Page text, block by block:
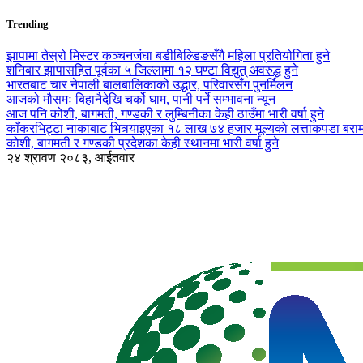
Trending
झापामा तेस्रो मिस्टर कञ्चनजंघा बडीबिल्डिङसँगै महिला प्रतियोगिता हुने
शनिबार झापासहित पूर्वका ५ जिल्लामा १२ घण्टा विद्युत् अवरुद्ध हुने
भारतबाट चार नेपाली बालबालिकाको उद्धार, परिवारसँग पुनर्मिलन
आजको मौसमः बिहानैदेखि चर्को घाम, पानी पर्ने सम्भावना न्यून
आज पनि कोशी, बागमती, गण्डकी र लुम्बिनीका केही ठाउँमा भारी वर्षा हुने
काँकरभिट्टा नाकाबाट भित्र्याइएका १८ लाख ७४ हजार मूल्यकाे लत्ताकपडा
कोशी, बागमती र गण्डकी प्रदेशका केही स्थानमा भारी वर्षा हुने
२४ श्रावण २०८३, आईतवार